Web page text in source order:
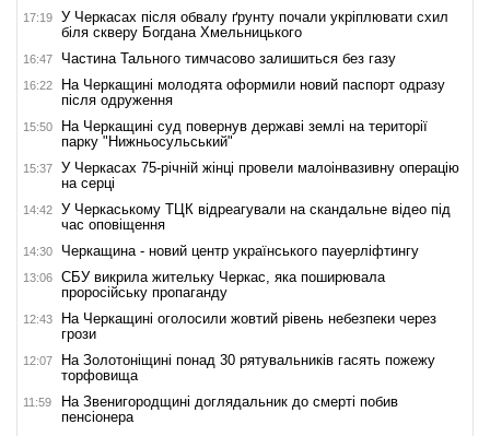
17:19
У Черкасах після обвалу ґрунту почали укріплювати схил
біля скверу Богдана Хмельницького
16:47 Частина Тального тимчасово залишиться без газу
16:22
На Черкащині молодята оформили новий паспорт одразу
після одруження
15:50
На Черкащині суд повернув державі землі на території
парку "Нижньосульський"
15:37
У Черкасах 75-річній жінці провели малоінвазивну операцію
на серці
14:42
У Черкаському ТЦК відреагували на скандальне відео під
час оповіщення
14:30 Черкащина - новий центр українського пауерліфтингу
13:06
СБУ викрила жительку Черкас, яка поширювала
проросійську пропаганду
12:43
На Черкащині оголосили жовтий рівень небезпеки через
грози
12:07
На Золотоніщині понад 30 рятувальників гасять пожежу
торфовища
11:59
На Звенигородщині доглядальник до смерті побив
пенсіонера